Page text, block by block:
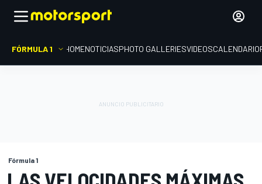
FÓRMULA 1 HOMENOTICIASPHOTO GALLERIESVIDEOSCALENDARIO
Fórmula 1